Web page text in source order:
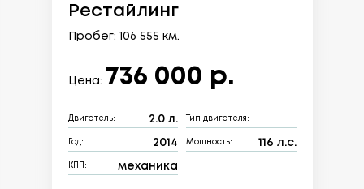
Рестайлинг
Пробег: 106 555 км.
Цена: 736 000 р.
Двигатель: 2.0 л. Тип двигателя:
Год: 2014 Мощность: 116 л.с.
КПП: механика